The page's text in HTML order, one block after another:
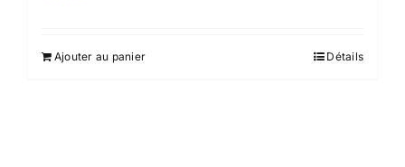
Ajouter au panier Détails